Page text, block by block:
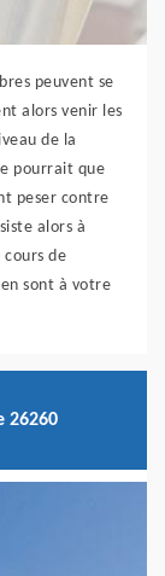
peuvent se
alors venir les
de la
pourrait que
peser contre
alors à
de
sont à votre
26260